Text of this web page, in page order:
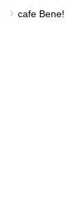
cafe Bene!